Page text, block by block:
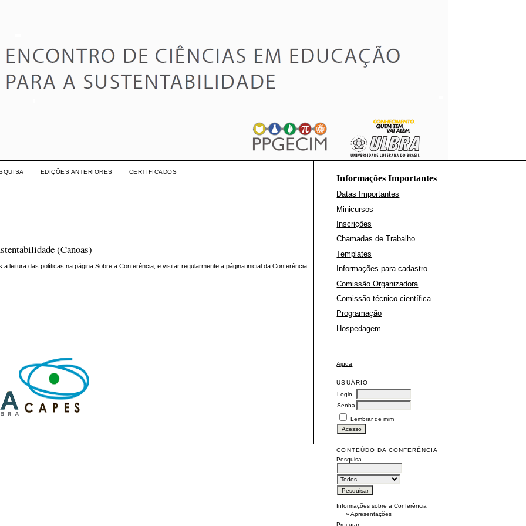
Informações Importantes
Datas Importantes
Minicursos
Inscrições
Chamadas de Trabalho
Templates
Informações para cadastro
Comissão Organizadora
Comissão técnico-científica
Programação
Hospedagem
Ajuda
USUÁRIO
Login
Senha
Lembrar de mim
CONTEÚDO DA CONFERÊNCIA
Pesquisa
Informações sobre a Conferência
»Apresentações
EDIÇÕES ANTERIORES CERTIFICADOS
(Canoas)
a leitura das políticas na páginaSobre a Conferência , e visitar regularmente apágina inicial da Conferência